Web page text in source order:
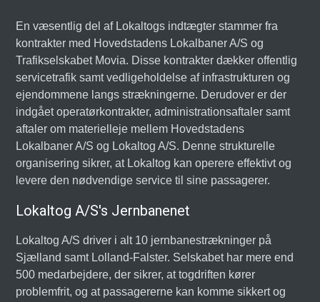
En væsentlig del af Lokaltogs indtægter stammer fra
kontrakter med Hovedstadens Lokalbaner A/S og
Trafikselskabet Movia. Disse kontrakter dækker offentlig
servicetrafik samt vedligeholdelse af infrastrukturen og
ejendommene langs strækningerne. Derudover er der
indgået operatørkontrakter, administrationsaftaler samt
aftaler om materielleje mellem Hovedstadens
Lokalbaner A/S og Lokaltog A/S. Denne strukturelle
organisering sikrer, at Lokaltog kan operere effektivt og
levere den nødvendige service til sine passagerer.
Lokaltog A/S's Jernbanenet
Lokaltog A/S driver i alt 10 jernbanestrækninger på
Sjælland samt Lolland-Falster. Selskabet har mere end
500 medarbejdere, der sikrer, at togdriften kører
problemfrit, og at passagererne kan komme sikkert og